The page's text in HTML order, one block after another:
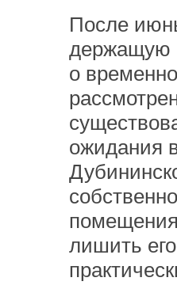
После
держащую
о
ожидания
лишить